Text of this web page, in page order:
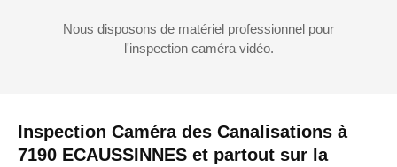
Inspection Caméra des Canalisations à
7190 ECAUSSINNES et partout sur la
Nous disposons de matériel professionnel pour
l'inspection caméra vidéo.